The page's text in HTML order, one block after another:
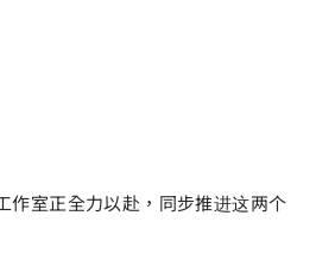
室正全力以赴，同步推进这两个